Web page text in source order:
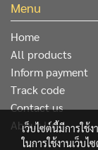
Menu
Home
All products
Inform payment
Track code
Contact us
About Us
เว็บไซต์นี้มีการใช้
ในการใช้งานเว็บ